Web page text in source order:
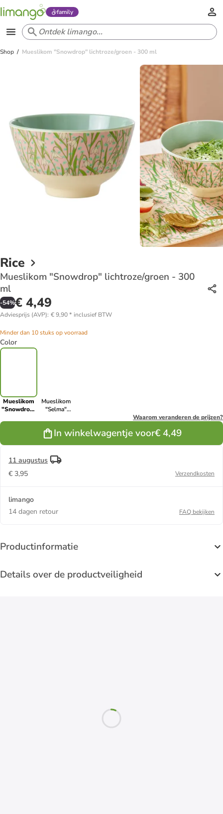
family
Shop Mueslikom "Snowdrop" lichtroze/groen - 300 ml
Rice
Mueslikom "Snowdrop" lichtroze/groen - 300
ml
-54%€ 4,49
Adviesprijs (AVP): € 9,90* inclusief BTW
Minder dan 10 stuks op voorraad
Color
Mueslikom
"Snowdrop"
Mueslikom
"Selma"
Waarom veranderen de prijzen?
In winkelwagentje voor€ 4,49
11 augustus
€ 3,95
Verzendkosten
limango
14 dagen retour
FAQ bekijken
Productinformatie
Details over de productveiligheid